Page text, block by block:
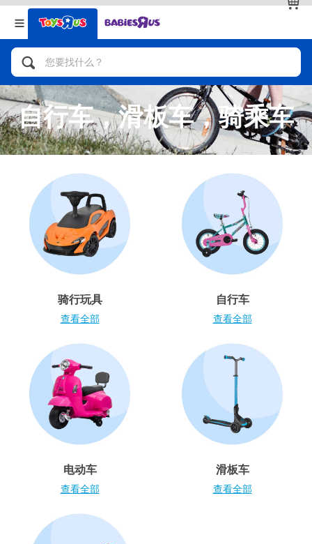
返回
分类目录
人气英雄，角色扮演，射击玩具
自行车，滑板车，骑乘车
拼砌组合及乐高LEGO
玩具车，货车，火车及遥控系列
手工艺，文具，蜡笔，泥胶，画板
娃娃，芭比，收藏公仔
电子玩具
游戏及拼图系列
益智学习玩具
户外及运动产品
派对用品
模仿，化妆及造型系列
返回
品牌
查看全部
自行车，滑板车，骑乘车
骑行玩具
查看全部
自行车
查看全部
电动车
查看全部
滑板车
查看全部